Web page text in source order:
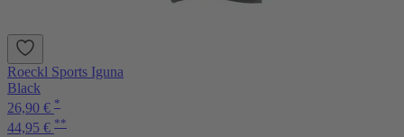
Roeckl Sports Iguna
Black
26,90 € *
44,95 € **